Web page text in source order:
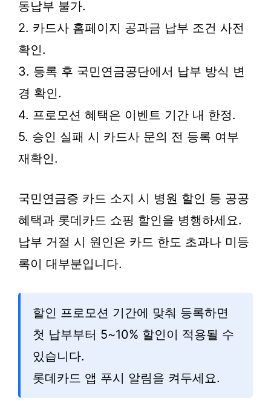
동납부 불가.
2. 카드사 홈페이지 공과금 납부 조건 사전
확인.
3. 등록 후 국민연금공단에서 납부 방식 변
경 확인.
4. 프로모션 혜택은 이벤트 기간 내 한정.
5. 승인 실패 시 카드사 문의 전 등록 여부
재확인.
국민연금증 카드 소지 시 병원 할인 등 공공
혜택과 롯데카드 쇼핑 할인을 병행하세요.
납부 거절 시 원인은 카드 한도 초과나 미등
록이 대부분입니다.
할인 프로모션 기간에 맞춰 등록하면
첫 납부부터 5~10% 할인이 적용될 수
있습니다.
롯데카드 앱 푸시 알림을 켜두세요.